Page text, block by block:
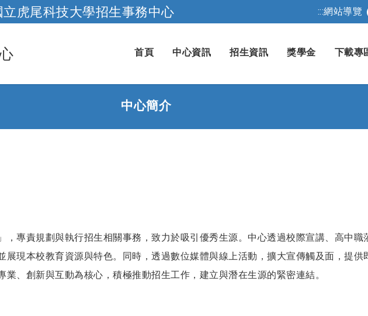
立虎尾科技大學招生事務中心 :::網站導覽
首頁 中心資訊 招生資訊 獎學金 下載專
中心簡介
，專責規劃與執行招生相關事務，致力於吸引優秀生源。中心透過校際宣講、高中職
展現本校教育資源與特色。同時，透過數位媒體與線上活動，擴大宣傳觸及面，提供
、創新與互動為核心，積極推動招生工作，建立與潛在生源的緊密連結。